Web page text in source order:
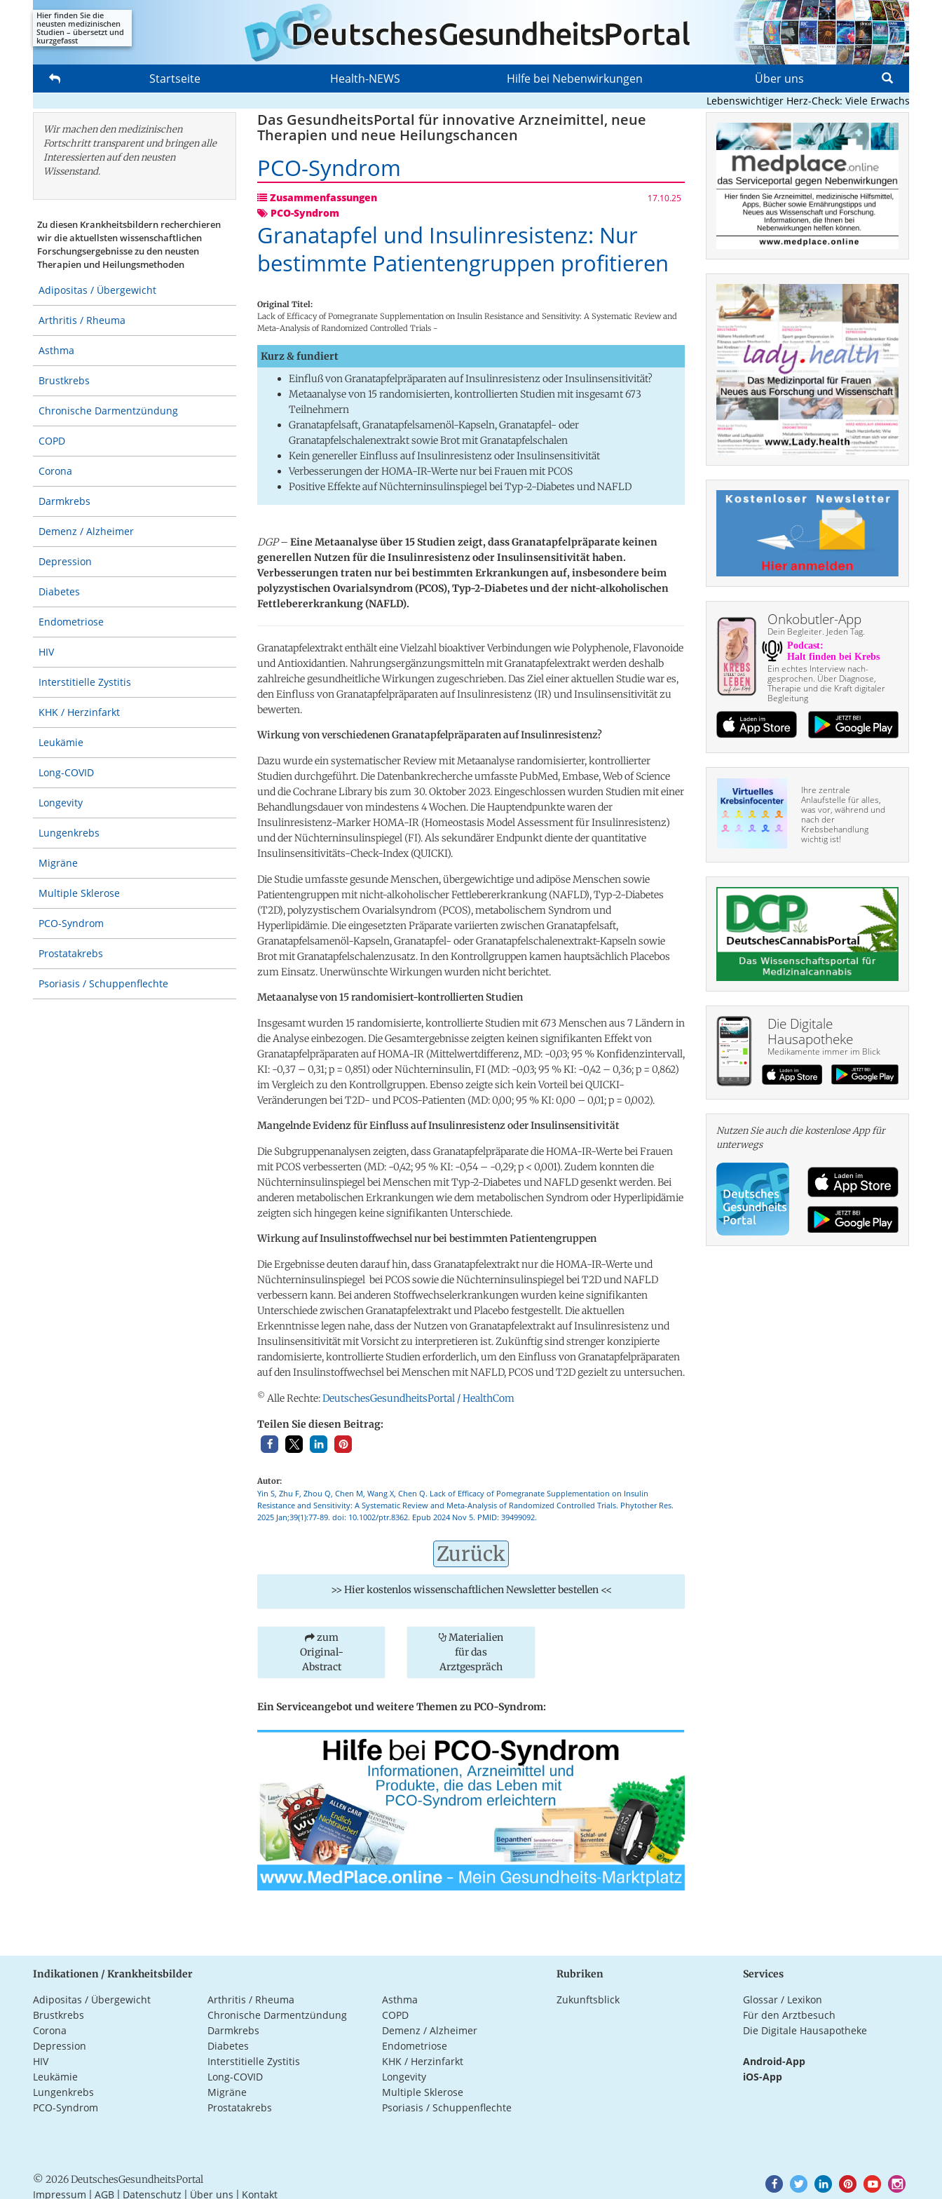
Hier finden Sie die
neusten medizinischen
Studien – übersetzt und
kurzgefasst
Startseite Health-NEWS Hilfe bei Nebenwirkungen Über uns
Lebenswichtiger Herz-Check: Viele Erwachsene mit
Wir machen den medizinischen
Fortschritt transparent und bringen alle
Interessierten auf den neusten
Wissenstand.
Zu diesen Krankheitsbildern recherchieren
wir die aktuellsten wissenschaftlichen
Forschungs­ergebnisse zu den neusten
Therapien und Heilungsmethoden
Adipositas / Übergewicht
Arthritis / Rheuma
Asthma
Brustkrebs
Chronische Darmentzündung
COPD
Corona
Darmkrebs
Demenz / Alzheimer
Depression
Diabetes
Endometriose
HIV
Interstitielle Zystitis
KHK / Herzinfarkt
Leukämie
Long-COVID
Longevity
Lungenkrebs
Migräne
Multiple Sklerose
PCO-Syndrom
Prostatakrebs
Psoriasis / Schuppenflechte
Das GesundheitsPortal für innovative Arzneimittel, neue
Therapien und neue Heilungschancen
PCO-Syndrom
Zusammenfassungen 17.10.25
PCO-Syndrom
Granatapfel und Insulinresistenz: Nur
bestimmte Patientengruppen profitieren
Original Titel:
Lack of Efficacy of Pomegranate Supplementation on Insulin Resistance and Sensitivity: A Systematic Review and
Meta-Analysis of Randomized Controlled Trials -
Kurz & fundiert
Einfluß von Granatapfelpräparaten auf Insulinresistenz oder Insulinsensitivität?
Metaanalyse von 15 randomisierten, kontrollierten Studien mit insgesamt 673
Teilnehmern
Granatapfelsaft, Granatapfelsamenöl-Kapseln, Granatapfel- oder
Granatapfelschalenextrakt sowie Brot mit Granatapfelschalen
Kein genereller Einfluss auf Insulinresistenz oder Insulinsensitivität
Verbesserungen der HOMA-IR-Werte nur bei Frauen mit PCOS
Positive Effekte auf Nüchterninsulinspiegel bei Typ-2-Diabetes und NAFLD
DGP– Eine Metaanalyse über 15 Studien zeigt, dass Granatapfelpräparate keinen
generellen Nutzen für die Insulinresistenz oder Insulinsensitivität haben.
Verbesserungen traten nur bei bestimmten Erkrankungen auf, insbesondere beim
polyzystischen Ovarialsyndrom (PCOS), Typ-2-Diabetes und der nicht-alkoholischen
Fettlebererkrankung (NAFLD).
Granatapfelextrakt enthält eine Vielzahl bioaktiver Verbindungen wie Polyphenole, Flavonoide
und Antioxidantien. Nahrungsergänzungsmitteln mit Granatapfelextrakt werden deshalb
zahlreiche gesundheitliche Wirkungen zugeschrieben. Das Ziel einer aktuellen Studie war es,
den Einfluss von Granatapfelpräparaten auf Insulinresistenz (IR) und Insulinsensitivität zu
bewerten.
Wirkung von verschiedenen Granatapfelpräparaten auf Insulinresistenz?
Dazu wurde ein systematischer Review mit Metaanalyse randomisierter, kontrollierter
Studien durchgeführt. Die Datenbankrecherche umfasste PubMed, Embase, Web of Science
und die Cochrane Library bis zum 30. Oktober 2023. Eingeschlossen wurden Studien mit einer
Behandlungsdauer von mindestens 4 Wochen. Die Hauptendpunkte waren der
Insulinresistenz-Marker HOMA-IR (Homeostasis Model Assessment für Insulinresistenz)
und der Nüchterninsulinspiegel (FI). Als sekundärer Endpunkt diente der quantitative
Insulinsensitivitäts-Check-Index (QUICKI).
Die Studie umfasste gesunde Menschen, übergewichtige und adipöse Menschen sowie
Patientengruppen mit nicht-alkoholischer Fettlebererkrankung (NAFLD), Typ-2-Diabetes
(T2D), polyzystischem Ovarialsyndrom (PCOS), metabolischem Syndrom und
Hyperlipidämie. Die eingesetzten Präparate variierten zwischen Granatapfelsaft,
Granatapfelsamenöl-Kapseln, Granatapfel- oder Granatapfelschalenextrakt-Kapseln sowie
Brot mit Granatapfelschalenzusatz. In den Kontrollgruppen kamen hauptsächlich Placebos
zum Einsatz. Unerwünschte Wirkungen wurden nicht berichtet.
Metaanalyse von 15 randomisiert-kontrollierten Studien
Insgesamt wurden 15 randomisierte, kontrollierte Studien mit 673 Menschen aus 7 Ländern in
die Analyse einbezogen. Die Gesamtergebnisse zeigten keinen signifikanten Effekt von
Granatapfelpräparaten auf HOMA-IR (Mittelwertdifferenz, MD: -0,03; 95 % Konfidenzintervall,
KI: -0,37 – 0,31; p = 0,851) oder Nüchterninsulin, FI (MD: -0,03; 95 % KI: -0,42 – 0,36; p = 0,862)
im Vergleich zu den Kontrollgruppen. Ebenso zeigte sich kein Vorteil bei QUICKI-
Veränderungen bei T2D- und PCOS-Patienten (MD: 0,00; 95 % KI: 0,00 – 0,01; p = 0,002).
Mangelnde Evidenz für Einfluss auf Insulinresistenz oder Insulinsensitivität
Die Subgruppenanalysen zeigten, dass Granatapfelpräparate die HOMA-IR-Werte bei Frauen
mit PCOS verbesserten (MD: -0,42; 95 % KI: -0,54 – -0,29; p < 0,001). Zudem konnten die
Nüchterninsulinspiegel bei Menschen mit Typ-2-Diabetes und NAFLD gesenkt werden. Bei
anderen metabolischen Erkrankungen wie dem metabolischen Syndrom oder Hyperlipidämie
zeigten sich hingegen keine signifikanten Unterschiede.
Wirkung auf Insulinstoffwechsel nur bei bestimmten Patientengruppen
Die Ergebnisse deuten darauf hin,dass Granatapfelextrakt nur die HOMA-IR-Werte und
Nüchterninsulinspiegel bei PCOS sowie die Nüchterninsulinspiegel bei T2D und NAFLD
verbessern kann.Bei anderen Stoffwechselerkrankungen wurden keine signifikanten
Unterschiede zwischen Granatapfelextrakt und Placebo festgestellt.Die aktuellen
Erkenntnisse legen nahe, dass der Nutzen von Granatapfelextrakt auf Insulinresistenz und
Insulinsensitivität mit Vorsicht zu interpretieren ist.Zukünftig sind strenger konzipierte
randomisierte, kontrollierte Studien erforderlich, um den Einfluss von Granatapfelpräparaten
auf den Insulinstoffwechsel bei Menschen mit NAFLD, PCOS und T2D gezielt zu untersuchen.
© Alle Rechte:DeutschesGesundheitsPortal / HealthCom
Teilen Sie diesen Beitrag:
Autor:
Yin S, Zhu F, Zhou Q, Chen M, Wang X, Chen Q. Lack of Efficacy of Pomegranate Supplementation on Insulin
Resistance and Sensitivity: A Systematic Review and Meta-Analysis of Randomized Controlled Trials. Phytother Res.
2025 Jan;39(1):77-89. doi: 10.1002/ptr.8362. Epub 2024 Nov 5. PMID: 39499092.
Zurück
>> Hier kostenlos wissenschaftlichen Newsletter bestellen <<
zum
Original-
Abstract
Materialien
für das
Arztgespräch
Ein Serviceangebot und weitere Themen zu PCO-Syndrom:
Onkobutler-App
Dein Begleiter. Jeden Tag.
Ein echtes Interview nach­
gesprochen. Über Diagnose,
Therapie und die Kraft digitaler
Begleitung
Ihre zentrale
Anlaufstelle für alles,
was vor, während und
nach der
Krebsbehandlung
wichtig ist!
Die Digitale
Hausapotheke
Medikamente immer im Blick
Nutzen Sie auch die kosten­lose App für
unterwegs
Indikationen / Krankheitsbilder
Adipositas / Übergewicht Arthritis / Rheuma
Asthma
Brustkrebs
Chronische Darmentzündung
COPD
Corona
Darmkrebs
Demenz / Alzheimer
Depression
Diabetes
Endometriose
HIV
Interstitielle Zystitis
KHK / Herzinfarkt
Leukämie
Long-COVID
Longevity
Lungenkrebs
Migräne
Multiple Sklerose
PCO-Syndrom
Prostatakrebs Psoriasis / Schuppenflechte
Rubriken
Zukunftsblick
Services
Glossar / Lexikon
Für den Arztbesuch
Die Digitale Hausapotheke
Android-App
iOS-App
© 2026 DeutschesGesundheitsPortal
Impressum AGB Datenschutz Über uns Kontakt